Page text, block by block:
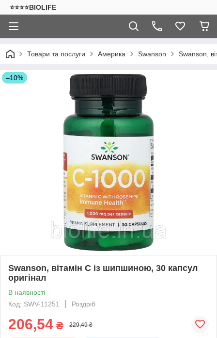
⭐⭐⭐⭐BIOLIFE
Товари та послуги Америка Swanson Swanson,
–10%
Swanson, вітамін C із шипшиною, 30 капсул
оригінал
В наявності
Код: SWV-11251
Роздріб
206,54 ₴ 229,49 ₴